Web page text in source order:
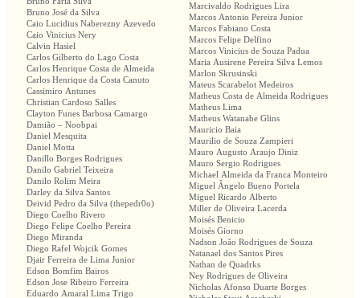
Bruno José da Silva
Caio Lucidius Naberezny Azevedo
Caio Vinicius Nery
Calvin Hasiel
Carlos Gilberto do Lago Costa
Carlos Henrique Costa de Almeida
Carlos Henrique da Costa Canuto
Cassimiro Antunes
Christian Cardoso Salles
Clayton Funes Barbosa Camargo
Damião – Noobpai
Daniel Mesquita
Daniel Motta
Danillo Borges Rodrigues
Danilo Gabriel Teixeira
Danilo Rolim Meira
Darley da Silva Santos
Deivid Pedro da Silva (thepedr0o)
Diego Coelho Rivero
Diego Felipe Coelho Pereira
Diego Miranda
Diego Rafel Wojcik Gomes
Djair Ferreira de Lima Junior
Edson Bomfim Bairos
Edson Jose Ribeiro Ferreira
Eduardo Amaral Lima Trigo
Marcivaldo Rodrigues Lira
Marcos Antonio Pereira Junior
Marcos Fabiano Costa
Marcos Felipe Delfino
Marcos Vinicius de Souza Padua
Maria Ausirene Pereira Silva Lemos
Marlon Skrusinski
Mateus Scarabelot Medeiros
Matheus Costa de Almeida Rodrigues
Matheus Lima
Matheus Watanabe Glins
Mauricio Baia
Maurilio de Souza Zampieri
Mauro Augusto Araujo Diniz
Mauro Sergio Rodrigues
Michael Almeida da Franca Monteiro
Miguel Ângelo Bueno Portela
Miguel Ricardo Alberto
Miller de Oliveira Lacerda
Moisés Benicio
Moisés Giorno
Nadson João Rodrigues de Souza
Natanael dos Santos Pires
Nathan de Quadrks
Ney Rodrigues de Oliveira
Nicholas Afonso Duarte Borges